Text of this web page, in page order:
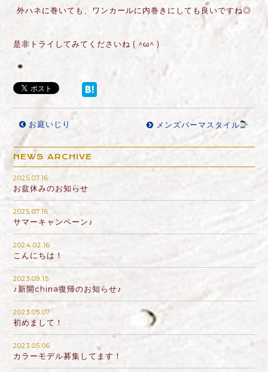
外ハネに巻いても、ワンカールに内巻きにしても良いですね◎
是非トライしてみてくださいね ( ^ω^ )
お庭いじり メンズパーマスタイル
NEWS ARCHIVE
2025.07.16
お盆休みのお知らせ
2025.07.16
サマーキャンペーン♪
2024.02.16
こんにちは！
2023.09.15
♪新開china復帰のお知らせ♪
2023.05.07
初めまして！
2023.05.06
カラーモデル募集してます！